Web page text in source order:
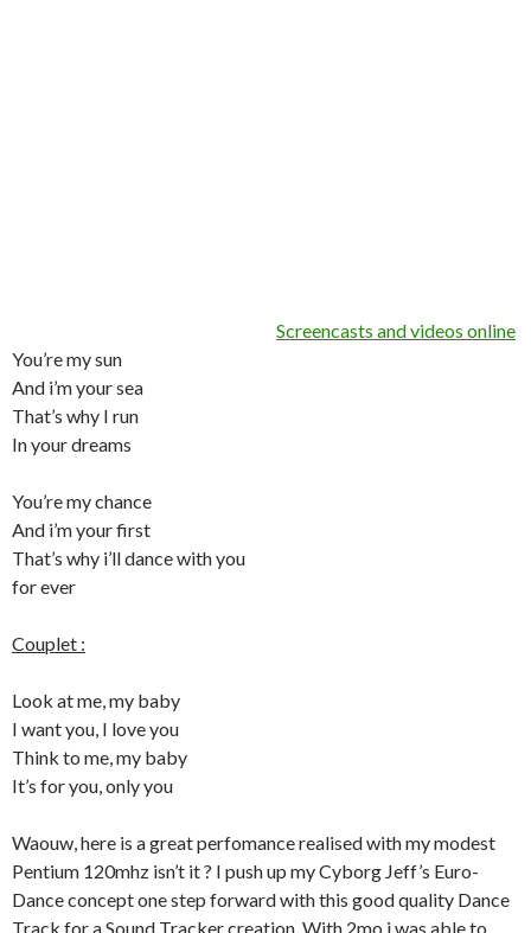
Screencasts and videos online
You’re my sun
And i’m your sea
That’s why I run
In your dreams
You’re my chance
And i’m your first
That’s why i’ll dance with you
for ever
Couplet :
Look at me, my baby
I want you, I love you
Think to me, my baby
It’s for you, only you
Waouw, here is a great perfomance realised with my modest
Pentium 120mhz isn’t it ? I push up my Cyborg Jeff’s Euro-
Dance concept one step forward with this good quality Dance
Track for a Sound Tracker creation. With 2mo i was able to